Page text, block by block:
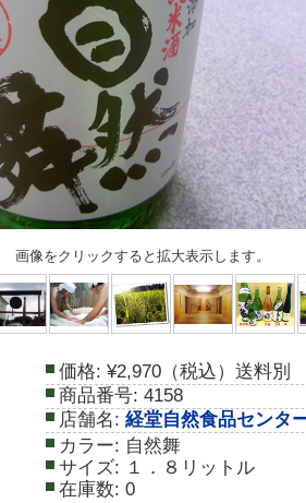
画像をクリックすると拡大表示します。
価格: ¥2,970（税込）送料別
商品番号: 4158
店舗名: 経堂自然食品センタ
カラー: 自然舞
サイズ: １．８リットル
在庫数: 0